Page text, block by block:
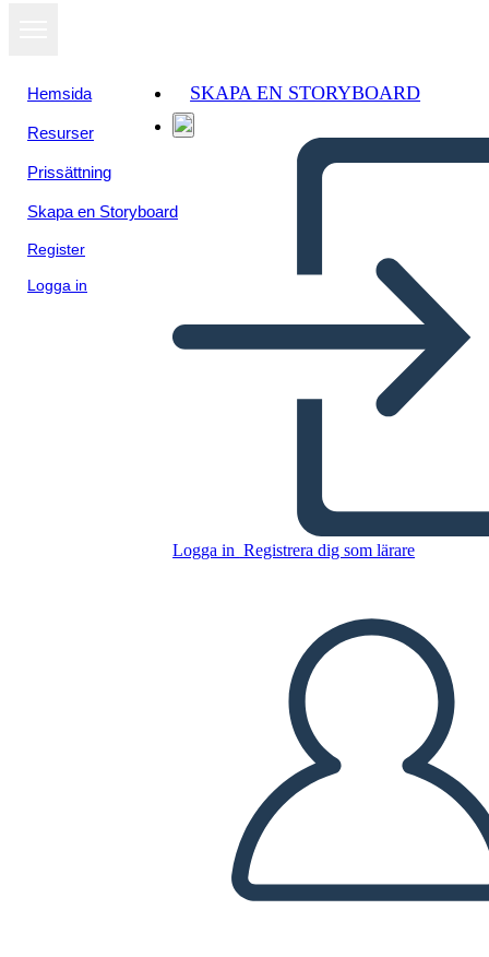
Hemsida
Resurser
Prissättning
Skapa en Storyboard
Register
Logga in
SKAPA EN STORYBOARD
Logga in Registrera dig som lärare
Kopiera denna storyboard
SKAPA EN STORYBOARD
LÄS FÖR MIG